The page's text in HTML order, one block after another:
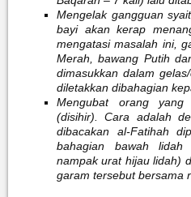
Mengelak gangguan
bayi akan kerap
mengatasi masalah ini,
Merah, bawang Putih
dimasukkan dalam
diletakkan dibahagian
Mengubat orang
(disihir). Cara adalah
dibacakan al-Fatihah
bahagian bawah
nampak urat hijau lidah)
garam tersebut bersama